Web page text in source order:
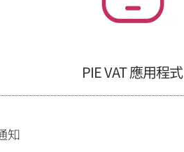
PIE VAT 應用程式
知